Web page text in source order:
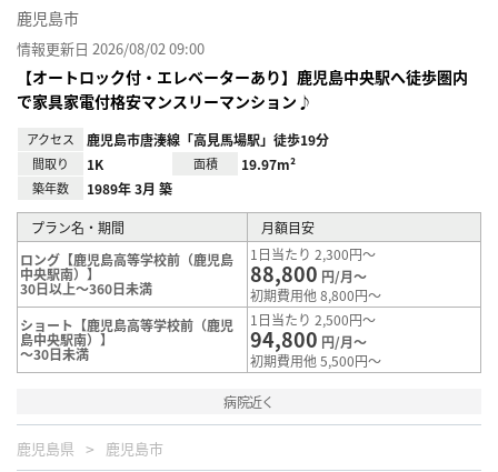
鹿児島市
情報更新日 2026/08/02 09:00
【オートロック付・エレベーターあり】鹿児島中央駅へ徒歩圏内
で家具家電付格安マンスリーマンション♪
アクセス 鹿児島市唐湊線「高見馬場駅」徒歩19分
間取り 1K 面積 19.97m²
築年数 1989年 3月 築
プラン名・期間
月額目安
ロング【鹿児島高等学校前（鹿児島
中央駅南）】
30日以上～360日未満
1日当たり 2,300円～
88,800 円/月～
初期費用他 8,800円～
ショート【鹿児島高等学校前（鹿児
島中央駅南）】
～30日未満
1日当たり 2,500円～
94,800 円/月～
初期費用他 5,500円～
病院近く
鹿児島県 鹿児島市